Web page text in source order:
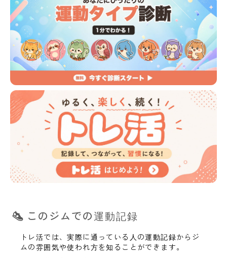
このジムでの運動記録
トレ活では、実際に通っている人の運動記録からジ
ムの雰囲気や使われ方を知ることができます。